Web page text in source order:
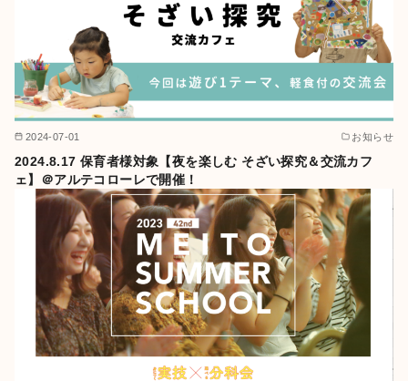
2024-07-01 お知らせ
2024.8.17 保育者様対象【夜を楽しむ そざい探究＆交流カフ
ェ】＠アルテコローレで開催！